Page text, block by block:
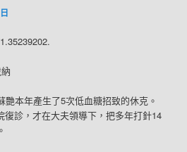
艷本年產生了5次低血糖招致的休克。
復診，才在大夫領導下，把多年打針14